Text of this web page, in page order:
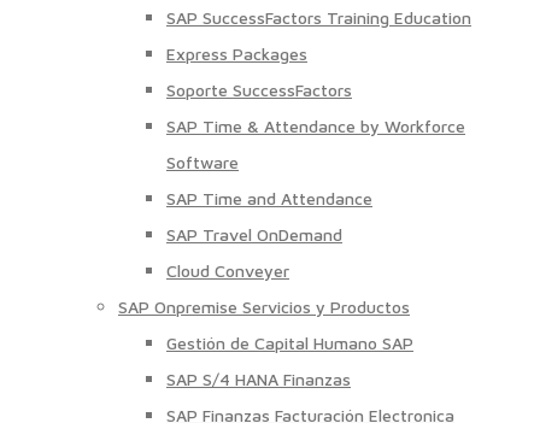
SAP SuccessFactors Training Education
Express Packages
Soporte SuccessFactors
SAP Time & Attendance by Workforce
Software
SAP Time and Attendance
SAP Travel OnDemand
Cloud Conveyer
SAP Onpremise Servicios y Productos
Gestión de Capital Humano SAP
SAP S/4 HANA Finanzas
SAP Finanzas Facturación Electronica